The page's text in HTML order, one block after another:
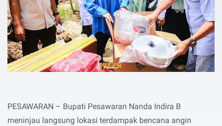
PESAWARAN – Bupati Pesawaran Nanda Indira B
meninjau langsung lokasi terdampak bencana angin